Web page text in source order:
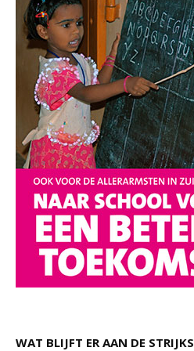
WAT BLIJFT ER AAN DE